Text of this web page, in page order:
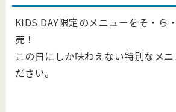
KIDS DAY限定のメニューをそ・ら
売！
この日にしか味わえない特別なメ
ださい。